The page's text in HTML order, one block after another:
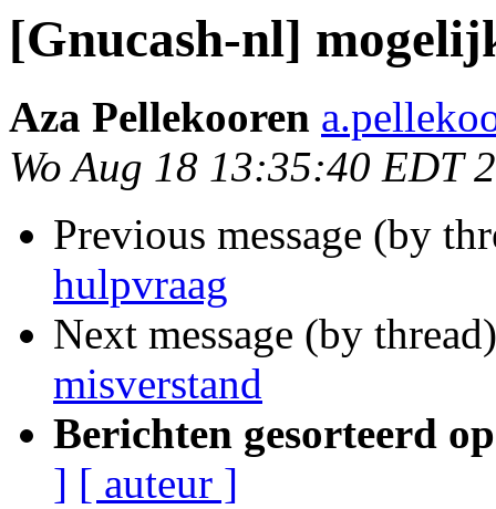
[Gnucash-nl]
Aza Pellekooren
Wo Aug 18 13:35:40 EDT
Previous message (by
hulpvraag
Next message (by
misverstand
Berichten gesorteerd
] [ auteur ]